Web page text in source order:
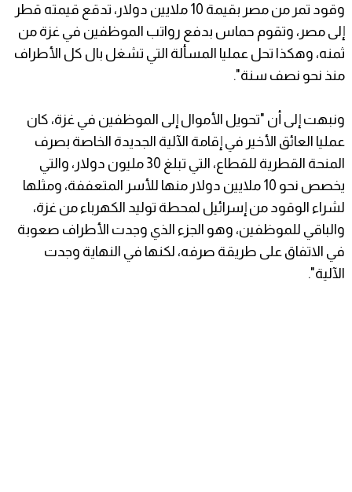
وقود تمر من مصر بقيمة 10 ملايين دولار، تدقع قيمته قطر
إلى مصر، وتقوم حماس بدفع رواتب الموظفين في غزة من
ثمنه، وهكذا تحل عمليا المسألة التي تشغل بال كل الأطراف
منذ نحو نصف سنة".
ونبهت إلى أن "تحويل الأموال إلى الموظفين في غزة، كان
عمليا العائق الأخير في إقامة الآلية الجديدة الخاصة بصرف
المنحة القطرية للقطاع، التي تبلغ 30 مليون دولار، والتي
يخصص نحو 10 ملايين دولار منها للأسر المتعففة، ومثلها
لشراء الوقود من إسرائيل لمحطة توليد الكهرباء من غزة،
والباقي للموظفين، وهو الجزء الذي وجدت الأطراف صعوبة
في الاتفاق على طريقة صرفه، لكنها في النهاية وجدت
الآلية".